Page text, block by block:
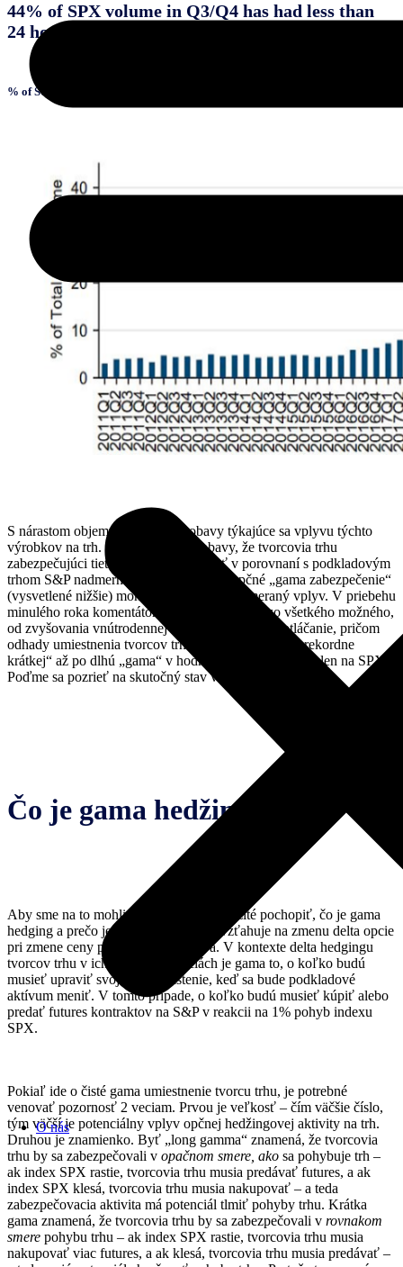
O nás
44% of SPX volume in Q3/Q4 has had less than
24 hours to maturity
% of S&P 500 listed volume expiring within 24 hours
S nárastom objemu sa zvýšili aj obavy týkajúce sa vplyvu týchto
výrobkov na trh. Konkrétne ide o obavy, že tvorcovia trhu
zabezpečujúci tieto opcie by mohli byť v porovnaní s podkladovým
trhom S&P nadmerne veľkí, a preto by opčné „gama zabezpečenie“
(vysvetlené nižšie) mohlo mať na trh neprimeraný vplyv. V priebehu
minulého roka komentátori obviňovali 0DTE zo všetkého možného,
od zvyšovania vnútrodennej volatility až po jej potláčanie, pričom
odhady umiestnenia tvorcov trhu sa pohybovali od „rekordne
krátkej“ až po dlhú „gama“ v hodnote 50 miliárd USD len na SPX.
Poďme sa pozrieť na skutočný stav vecí a zistiť pravdu.
Čo je gama hedžing?
Aby sme na to mohli odpovedať, je dôležité pochopiť, čo je gama
hedging a prečo je dôležitý. Gama sa vzťahuje na zmenu delta opcie
pri zmene ceny podkladového aktíva. V kontexte delta hedgingu
tvorcov trhu v ich opčných pozíciách je gama to, o koľko budú
musieť upraviť svoje delta zaistenie, keď sa bude podkladové
aktívum meniť. V tomto prípade, o koľko budú musieť kúpiť alebo
predať futures kontraktov na S&P v reakcii na 1% pohyb indexu
SPX.
Pokiaľ ide o čisté gama umiestnenie tvorcu trhu, je potrebné
venovať pozornosť 2 veciam. Prvou je veľkosť – čím väčšie číslo,
tým väčší je potenciálny vplyv opčnej hedžingovej aktivity na trh.
Druhou je znamienko. Byť „long gamma“ znamená, že tvorcovia
trhu by sa zabezpečovali v opačnom smere, ako sa pohybuje trh –
ak index SPX rastie, tvorcovia trhu musia predávať futures, a ak
index SPX klesá, tvorcovia trhu musia nakupovať – a teda
zabezpečovacia aktivita má potenciál tlmiť pohyby trhu. Krátka
gama znamená, že tvorcovia trhu by sa zabezpečovali v rovnakom
smere pohybu trhu – ak index SPX rastie, tvorcovia trhu musia
nakupovať viac futures, a ak klesá, tvorcovia trhu musia predávať –